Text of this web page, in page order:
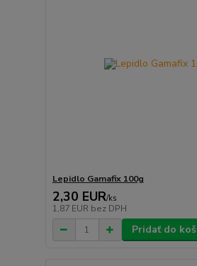
Lepidlo Gamafix 100g
2,30 EUR/ks
1,87 EUR bez DPH
Pridať do